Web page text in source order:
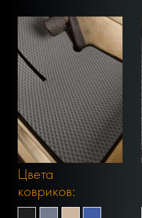
Цвета
ковриков: